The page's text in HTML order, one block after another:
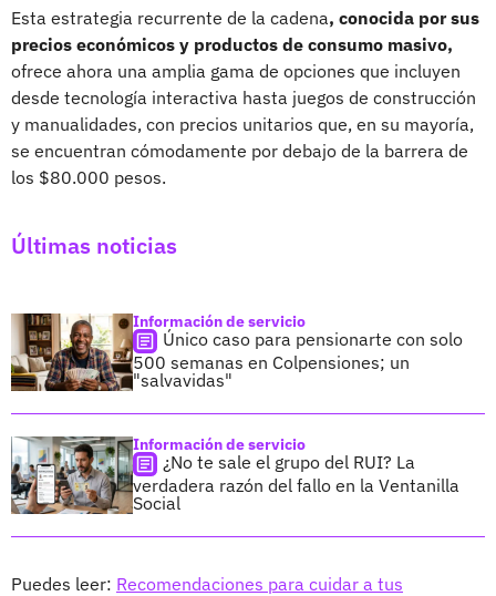
Esta estrategia recurrente de la cadena, conocida por sus
precios económicos y productos de consumo masivo,
ofrece ahora una amplia gama de opciones que incluyen
desde tecnología interactiva hasta juegos de construcción
y manualidades, con precios unitarios que, en su mayoría,
se encuentran cómodamente por debajo de la barrera de
los $80.000 pesos.
Últimas noticias
Información de servicio
Único caso para pensionarte con solo
500 semanas en Colpensiones; un
"salvavidas"
Información de servicio
¿No te sale el grupo del RUI? La
verdadera razón del fallo en la Ventanilla
Social
Puedes leer: Recomendaciones para cuidar a tus